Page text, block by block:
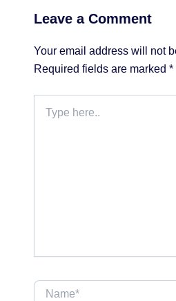
Leave a Comment
Your email address will not
Required fields are marked *
here..
Name*